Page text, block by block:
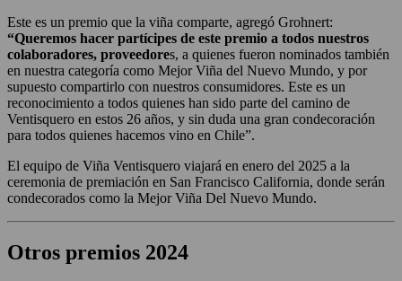
Este es un premio que la viña comparte, agregó Grohnert:
“Queremos hacer partícipes de este premio a todos nuestros
colaboradores, proveedores, a quienes fueron nominados también
en nuestra categoría como Mejor Viña del Nuevo Mundo, y por
supuesto compartirlo con nuestros consumidores. Este es un
reconocimiento a todos quienes han sido parte del camino de
Ventisquero en estos 26 años, y sin duda una gran condecoración
para todos quienes hacemos vino en Chile”.
El equipo de Viña Ventisquero viajará en enero del 2025 a la
ceremonia de premiación en San Francisco California, donde serán
condecorados como la Mejor Viña Del Nuevo Mundo.
Otros premios 2024